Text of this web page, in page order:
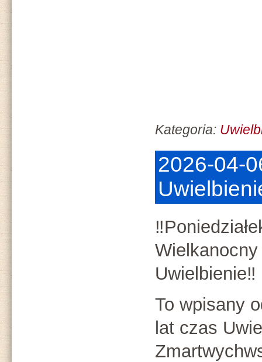
Kategoria:
2026-04-
Wielkanocny
Uwielbienie‼️
To wpisany
lat czas